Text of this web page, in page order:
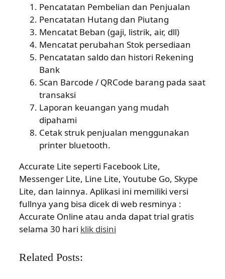
Pencatatan Pembelian dan Penjualan
Pencatatan Hutang dan Piutang
Mencatat Beban (gaji, listrik, air, dll)
Mencatat perubahan Stok persediaan
Pencatatan saldo dan histori Rekening
Bank
Scan Barcode / QRCode barang pada saat
transaksi
Laporan keuangan yang mudah
dipahami
Cetak struk penjualan menggunakan
printer bluetooth.
Accurate Lite seperti Facebook Lite,
Messenger Lite, Line Lite, Youtube Go, Skype
Lite, dan lainnya. Aplikasi ini memiliki versi
fullnya yang bisa dicek di web resminya :
Accurate Online atau anda dapat trial gratis
selama 30 hari klik disini
Related Posts: